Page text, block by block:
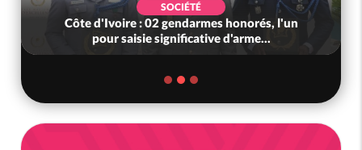
SOCIÉTÉ
Côte d'Ivoire : 02 gendarmes honorés, l'un
pour saisie significative d'arme...